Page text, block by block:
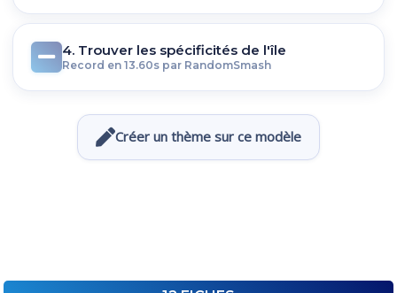
4. Trouver les spécificités de l'île
Record en 13.60s par RandomSmash
Créer un thème sur ce modèle